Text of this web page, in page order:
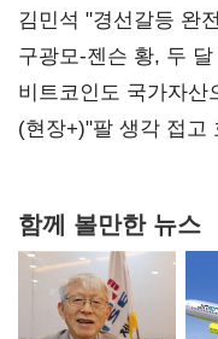
때리기
김민석 "경선갈등 완
사과부터"
구광모-젠슨 황, 두
비트코인도 국가자산
숙제
(현장+)"팔 생각 접
함께 볼만한 뉴스